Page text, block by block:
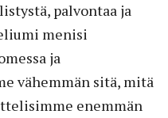
palvontaa ja
menisi
ja
vähemmän sitä, mitä
enemmän